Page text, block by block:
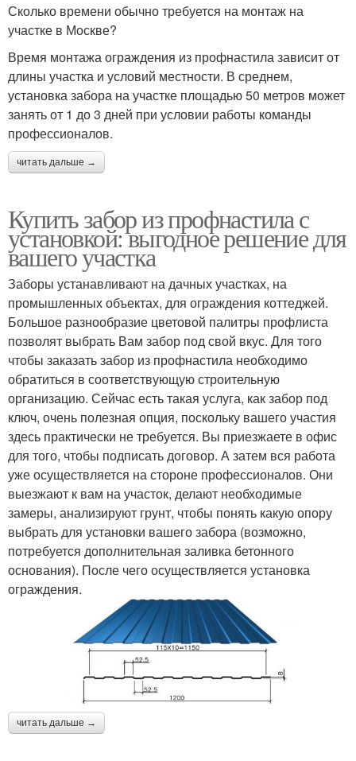
Сколько времени обычно требуется на монтаж на
участке в Москве?
Время монтажа ограждения из профнастила зависит от
длины участка и условий местности. В среднем,
установка забора на участке площадью 50 метров может
занять от 1 до 3 дней при условии работы команды
профессионалов.
читать дальше →
Купить забор из профнастила с
установкой: выгодное решение для
вашего участка
Заборы устанавливают на дачных участках, на
промышленных объектах, для ограждения коттеджей.
Большое разнообразие цветовой палитры профлиста
позволят выбрать Вам забор под свой вкус. Для того
чтобы заказать забор из профнастила необходимо
обратиться в соответствующую строительную
организацию. Сейчас есть такая услуга, как забор под
ключ, очень полезная опция, поскольку вашего участия
здесь практически не требуется. Вы приезжаете в офис
для того, чтобы подписать договор. А затем вся работа
уже осуществляется на стороне профессионалов. Они
выезжают к вам на участок, делают необходимые
замеры, анализируют грунт, чтобы понять какую опору
выбрать для установки вашего забора (возможно,
потребуется дополнительная заливка бетонного
основания). После чего осуществляется установка
ограждения.
читать дальше →